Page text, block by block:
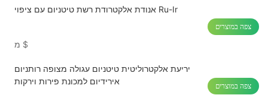
אנודת אלקטרודת רשת טיטניום עם ציפוי Ru-Ir
$
צפה במוצרים
יריעת אלקטרוליטית טיטניום עגולה מצופה רותניום
אירידיום למכונת פירות וירקות
צפה במוצרים